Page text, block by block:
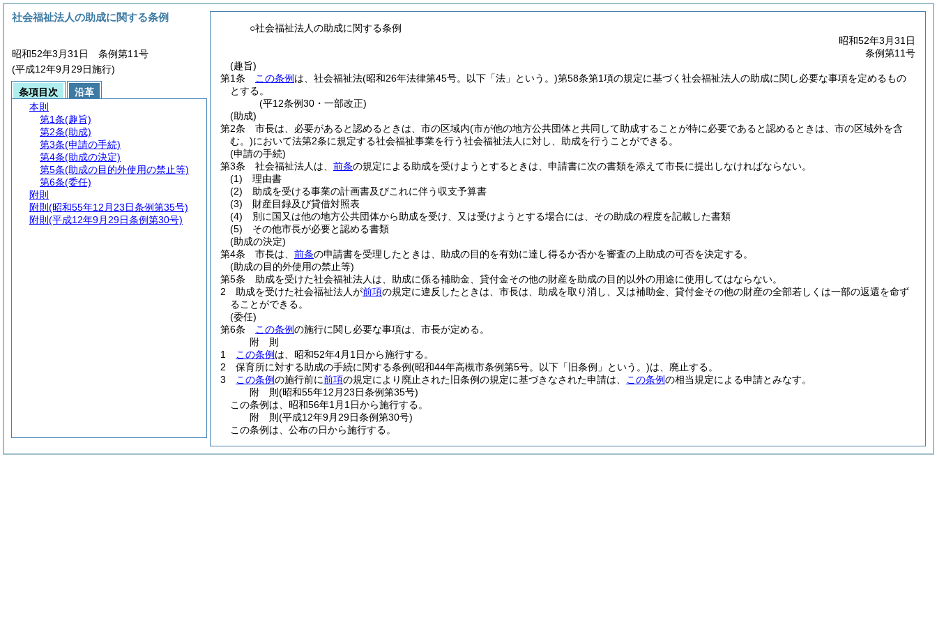
○社会福祉法人の助成に関する条例
昭和52年3月31日
条例第11号
(趣旨)
第1条
この条例 は、社会福祉法(昭和26年法律第45号。以下「法」という。)第58条第1項の規定に基づく社会福祉法人の助成に関し必要な事項を定めるもの
とする。
(平12条例30・一部改正)
(助成)
第2条
市長は、必要があると認めるときは、市の区域内(市が他の地方公共団体と共同して助成することが特に必要であると認めるときは、市の区域外を含
む。)において法第2条に規定する社会福祉事業を行う社会福祉法人に対し、助成を行うことができる。
(申請の手続)
第3条
社会福祉法人は、 前条の規定による助成を受けようとするときは、申請書に次の書類を添えて市長に提出しなければならない。
(1)
理由書
(2)
助成を受ける事業の計画書及びこれに伴う収支予算書
(3)
財産目録及び貸借対照表
(4)
別に国又は他の地方公共団体から助成を受け、又は受けようとする場合には、その助成の程度を記載した書類
(5)
その他市長が必要と認める書類
(助成の決定)
第4条
市長は、 前条の申請書を受理したときは、助成の目的を有効に達し得るか否かを審査の上助成の可否を決定する。
(助成の目的外使用の禁止等)
第5条
助成を受けた社会福祉法人は、助成に係る補助金、貸付金その他の財産を助成の目的以外の用途に使用してはならない。
2
助成を受けた社会福祉法人が前項の規定に違反したときは、市長は、助成を取り消し、又は補助金、貸付金その他の財産の全部若しくは一部の返還を命ず
ることができる。
(委任)
第6条
この条例の施行に関し必要な事項は、市長が定める。
附 則
1
この条例 は、昭和52年4月1日から施行する。
2
保育所に対する助成の手続に関する条例(昭和44年高槻市条例第5号。以下「旧条例」という。)は、廃止する。
3
この条例の施行前に前項の規定により廃止された旧条例の規定に基づきなされた申請は、 この条例の相当規定による申請とみなす。
附 則(昭和55年12月23日条例第35号)
この条例は、昭和56年1月1日から施行する。
附 則(平成12年9月29日条例第30号)
この条例は、公布の日から施行する。
社会福祉法人の助成に関する条例
昭和52年3月31日 条例第11号
(平成12年9月29日施行)
条項目次
沿革
本則
第1条(趣旨)
第2条(助成)
第3条(申請の手続)
第4条(助成の決定)
第5条(助成の目的外使用の禁止等)
第6条(委任)
附則
附則 (昭和55年12月23日条例第35号)
附則 (平成12年9月29日条例第30号)